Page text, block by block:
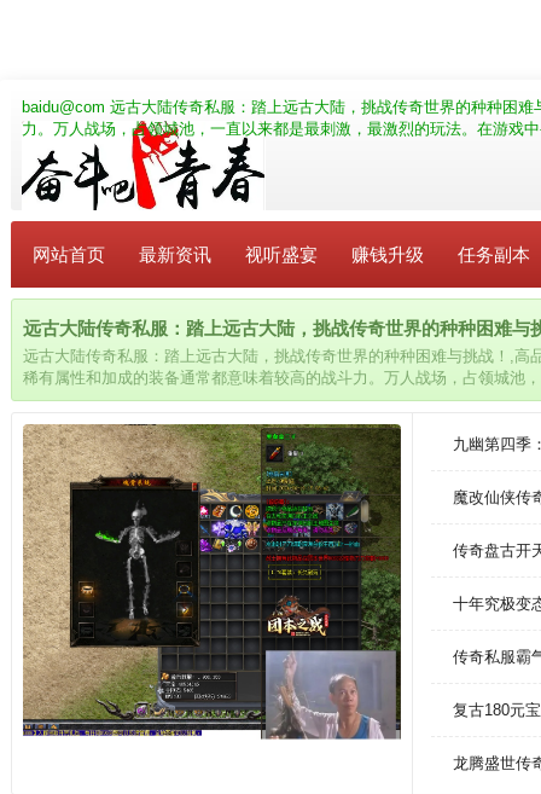
baidu@com 远古大陆传奇私服：踏上远古大陆，挑战传奇世界的种种困
力。万人战场，占领城池，一直以来都是最刺激，最激烈的玩法。在游戏
网站首页 最新资讯 视听盛宴 赚钱升级 任务副本
远古大陆传奇私服：踏上远古大陆，挑战传奇世界的种种困难与
远古大陆传奇私服：踏上远古大陆，挑战传奇世界的种种困难与挑战！,高
稀有属性和加成的装备通常都意味着较高的战斗力。万人战场，占领城池
法。在游戏中寻找属于自己的独特风格，并与其他玩家分享你的经验和见
九幽第四季
魔改仙侠传
传奇盘古开
十年究极变
传奇私服霸
复古180元
龙腾盛世传